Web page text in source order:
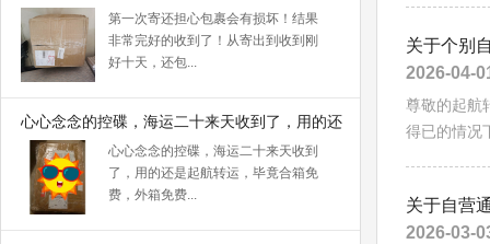
第一次寄还担心包裹会有损坏！结果
非常完好的收到了！从寄出到收到刚
好十天，还包...
心心念念的控碟，海运二十来天收到了，用的还
是起航转运
心心念念的控碟，海运二十来天收到
了，用的还是起航转运，毕竟合箱免
费，外箱免费...
关于个别
2026-04-
尊敬的起航
得已的情况
关于自营
2026-03-